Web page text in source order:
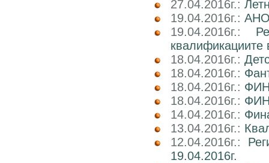
27.04.2016г.:
19.04.2016г.:
19.04.2016г.:
квалификациите
18.04.2016г.:
18.04.2016г.:
18.04.2016г.:
18.04.2016г.:
14.04.2016г.:
13.04.2016г.:
12.04.2016г.:
19.04.2016г.